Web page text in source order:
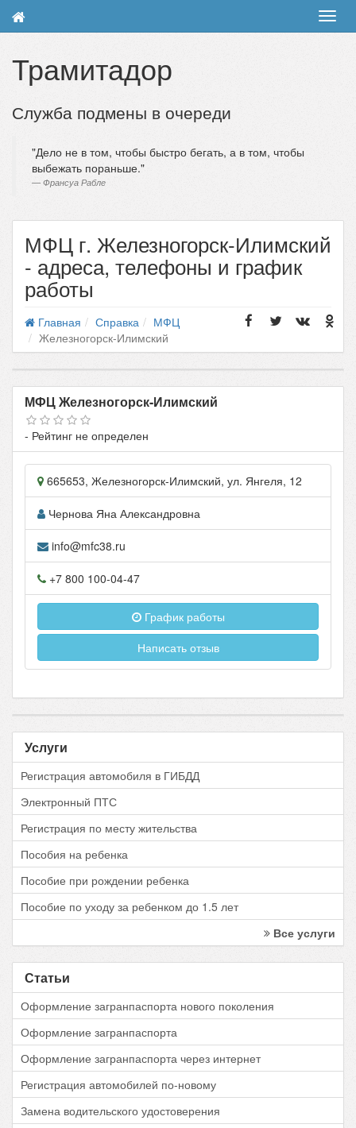
Трамитадор
Служба подмены в очереди
Дело не в том, чтобы быстро бегать, а в том, чтобы
выбежать пораньше.
Франсуа Рабле
МФЦ г. Железногорск-Илимский
- адреса, телефоны и график
работы
Главная Справка
МФЦ
Железногорск-Илимский
МФЦ Железногорск-Илимский
- Рейтинг не определен
665653, Железногорск-Илимский, ул. Янгеля, 12
Чернова Яна Александровна
info@mfc38.ru
+7 800 100-04-47
График работы
Написать отзыв
Услуги
Регистрация автомобиля в ГИБДД
Электронный ПТС
Регистрация по месту жительства
Пособия на ребенка
Пособие при рождении ребенка
Пособие по уходу за ребенком до 1.5 лет
Все услуги
Статьи
Оформление загранпаспорта нового поколения
Оформление загранпаспорта
Оформление загранпаспорта через интернет
Регистрация автомобилей по-новому
Замена водительского удостоверения